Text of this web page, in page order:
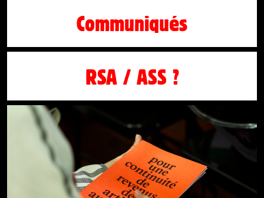
Communiqués
RSA / ASS ?